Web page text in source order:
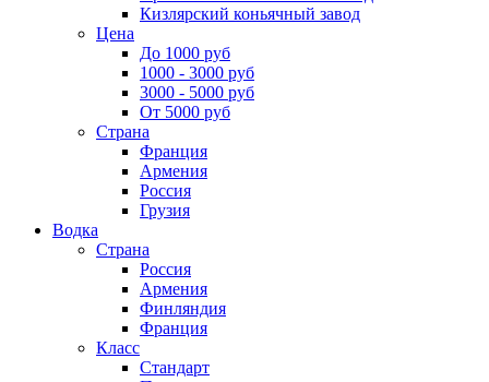
Кизлярский коньячный завод
Цена
До 1000 руб
1000 - 3000 руб
3000 - 5000 руб
От 5000 руб
Страна
Франция
Армения
Россия
Грузия
Водка
Страна
Россия
Армения
Финляндия
Франция
Класс
Стандарт